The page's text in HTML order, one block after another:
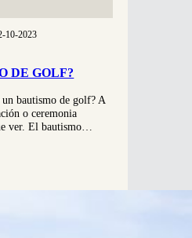
10-2023
DE GOLF?
bautismo de golf? A
o ceremonia
ver. El bautismo…